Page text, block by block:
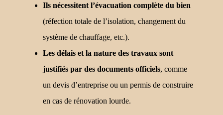
Ils nécessitent l’évacuation complète du bien
(réfection totale de l’isolation, changement du
système de chauffage, etc.).
Les délais et la nature des travaux sont
justifiés par des documents officiels, comme
un devis d’entreprise ou un permis de construire
en cas de rénovation lourde.